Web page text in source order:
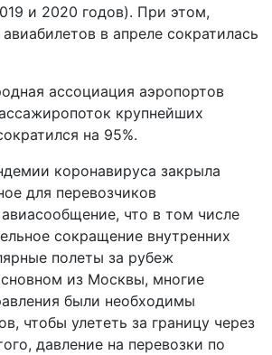
и 2020 годов). При этом,
в апреле сократилась
ассоциация аэропортов
крупнейших
на 95%.
коронавируса закрыла
для перевозчиков
что в том числе
сокращение внутренних
полеты за рубеж
из Москвы, многие
были необходимы
чтобы улететь за границу через
давление на перевозки по